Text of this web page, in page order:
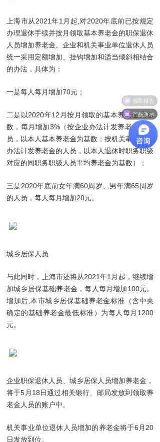
上海市从2021年1月起,对2020年底前已按规定
办理退休手续并按月领取基本养老金的职保退休
人员增加养老金。企业和机关事业单位退休人员
统一采用定额增加、挂钩增加和适当倾斜相结合
的办法，具体为：
一是每人每月增加70元；
二是以2020年12月按月领取的基本养老金为基
数，每月增加3%（按企业办法计发养老金的人
员，以本人基本养老金为基数；按机关事业单位
办法计发养老金的人员，以本人退休时职务职级
对应的同职务职级人员平均养老金为基数）；
三是2020年底前女年满60周岁、男年满65周岁
的人员，每人每月增加20元。
城乡居保人员
与此同时，上海市还将从2021年1月起，继续增
加城乡居保基础养老金，每人每月增加100元。
增加后,本市城乡居保基础养老金标准（含中央
确定的基础养老金最低标准）为每人每月1200
元。
企业职保退休人员、城乡居保人员增加养老金，
将于5月18日通过相关银行、邮局发放到领取养
老金人员的账户中。
机关事业单位退休人员增加的养老金将于6月20
日发放到位。
产品演示
领取报告